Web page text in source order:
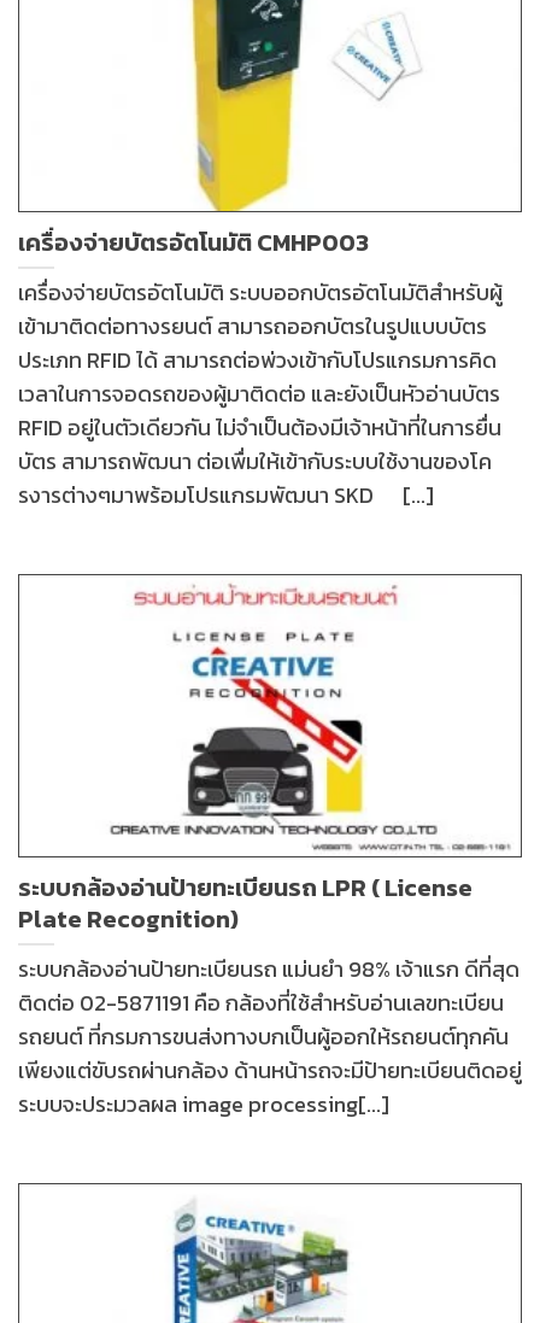
เครื่องจ่ายบัตรอัตโนมัติ CMHP003
เครื่องจ่ายบัตรอัตโนมัติ ระบบออกบัตรอัตโนมัติสำหรับผู้
เข้ามาติดต่อทางรยนต์ สามารถออกบัตรในรูปแบบบัตร
ประเภท RFID ได้ สามารถต่อพ่วงเข้ากับโปรแกรมการคิด
เวลาในการจอดรถของผู้มาติดต่อ และยังเป็นหัวอ่านบัตร
RFID อยู่ในตัวเดียวกัน ไม่จำเป็นต้องมีเจ้าหน้าที่ในการยื่น
บัตร สามารถพัฒนา ต่อเพื่มให้เข้ากับระบบใช้งานของโค
รงารต่างๆมาพร้อมโปรแกรมพัฒนา SKD [...]
ระบบกล้องอ่านป้ายทะเบียนรถ LPR ( License
Plate Recognition)
ระบบกล้องอ่านป้ายทะเบียนรถ แม่นยำ 98% เจ้าแรก ดีที่สุด
ติดต่อ 02-5871191 คือ กล้องที่ใช้สำหรับอ่านเลขทะเบียน
รถยนต์ ที่กรมการขนส่งทางบกเป็นผู้ออกให้รถยนต์ทุกคัน
เพียงแต่ขับรถผ่านกล้อง ด้านหน้ารถจะมีป้ายทะเบียนติดอยู่
ระบบจะประมวลผล image processing[...]